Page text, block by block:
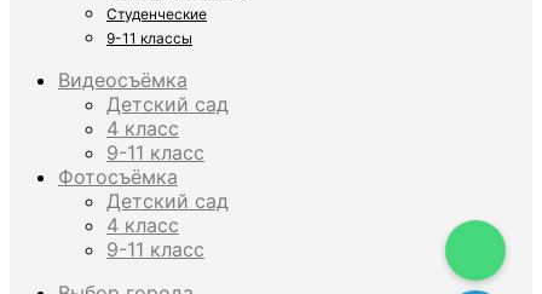
Студенческие
9-11 классы
Видеосъёмка
Детский сад
4 класс
9-11 класс
Фотосъёмка
Детский сад
4 класс
9-11 класс